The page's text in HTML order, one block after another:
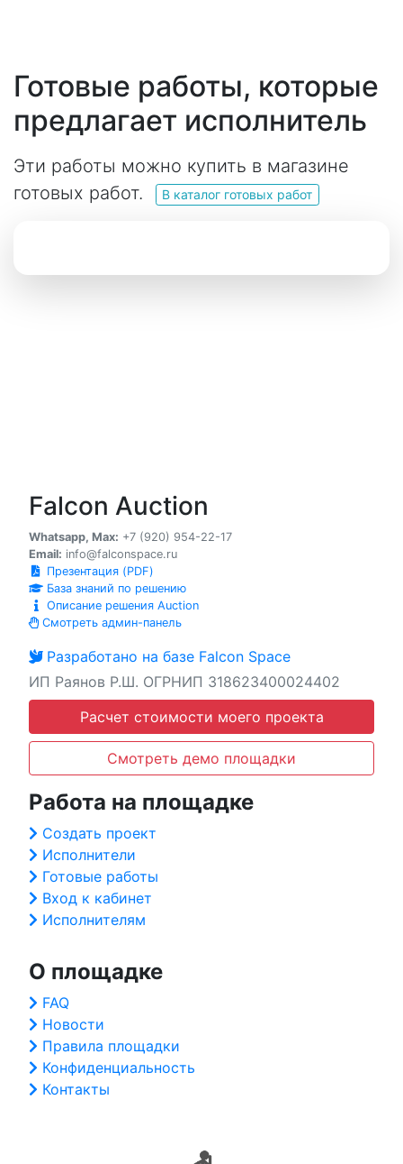
Готовые работы, которые
предлагает исполнитель
Эти работы можно купить в магазине
готовых работ.
В каталог готовых работ
Falcon Auction
Whatsapp, Max: +7 (920) 954-22-17
Email: info@falconspace.ru
Презентация (PDF)
База знаний по решению
Описание решения Auction
Смотреть админ-панель
Разработано на базе Falcon Space
ИП Раянов Р.Ш. ОГРНИП 318623400024402
Расчет стоимости моего проекта
Смотреть демо площадки
Работа на площадке
Создать проект
Исполнители
Готовые работы
Вход к кабинет
Исполнителям
О площадке
FAQ
Новости
Правила площадки
Конфиденциальность
Контакты